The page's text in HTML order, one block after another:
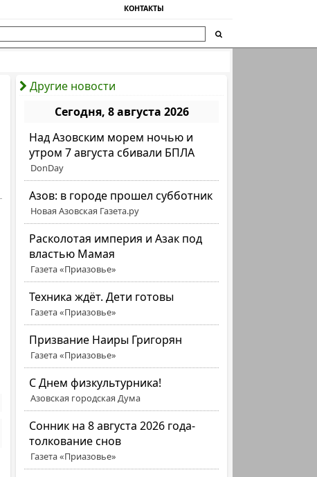
КОНТАКТЫ
Другие новости
Сегодня, 8 августа 2026
Над Азовским морем ночью и
утром 7 августа сбивали БПЛА
DonDay
Азов: в городе прошел субботник
Новая Азовская Газета.ру
Расколотая империя и Азак под
властью Мамая
Газета «Приазовье»
Техника ждёт. Дети готовы
Газета «Приазовье»
Призвание Наиры Григорян
Газета «Приазовье»
C Днем физкультурника!
Азовская городская Дума
Сонник на 8 августа 2026 года-
толкование снов
Газета «Приазовье»